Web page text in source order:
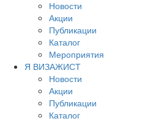
Новости
Акции
Публикации
Каталог
Мероприятия
Я ВИЗАЖИСТ
Новости
Акции
Публикации
Каталог